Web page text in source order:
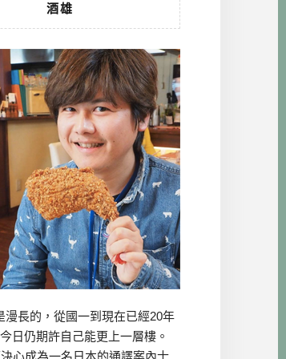
酒雄
漫長的，從國一到現在已經20年
日仍期許自己能更上一層樓。
心成為一名日本的通譯案內士